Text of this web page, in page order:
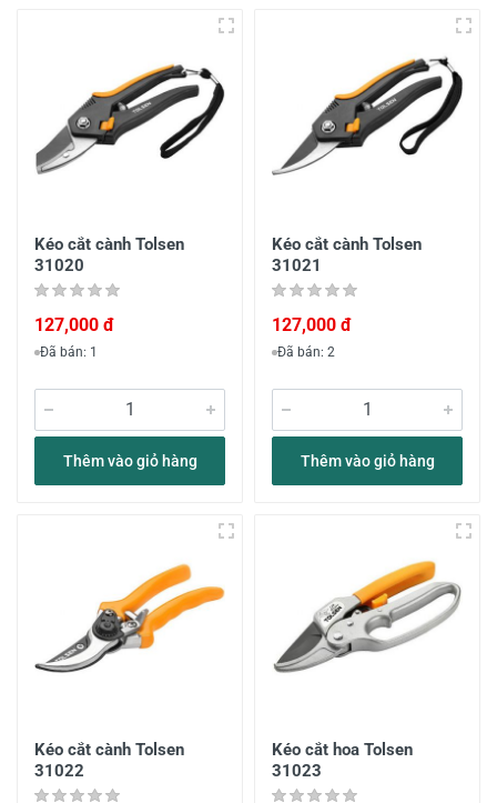
Kéo cắt cành Tolsen
31020
127,000 đ
Đã bán: 1
Thêm vào giỏ hàng
Kéo cắt cành Tolsen
31021
127,000 đ
Đã bán: 2
Thêm vào giỏ hàng
Kéo cắt cành Tolsen
31022
Kéo cắt hoa Tolsen
31023